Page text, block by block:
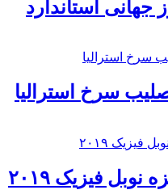
سرخ استرالیا
نوبل فیزیک ۲۰۱۹